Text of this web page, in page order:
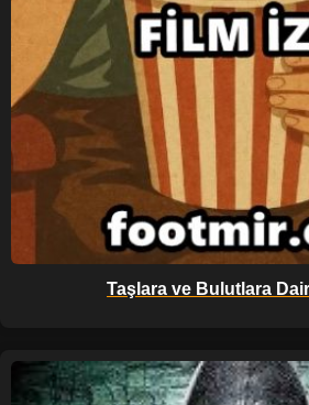
Taşlara ve Bulutlara